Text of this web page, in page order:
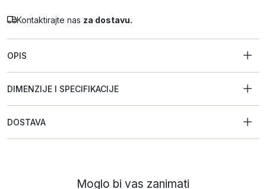
Kontaktirajte nas za dostavu.
OPIS
DIMENZIJE I SPECIFIKACIJE
DOSTAVA
Moglo bi vas zanimati